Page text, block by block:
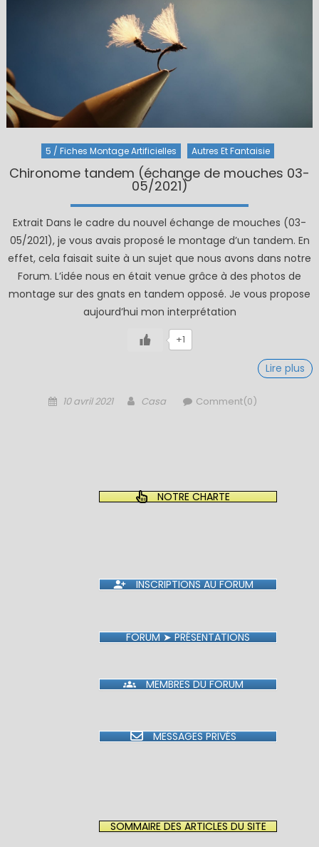
5 / Fiches Montage Artificielles Autres Et Fantaisie
Chironome tandem (échange de mouches 03-
05/2021)
Extrait Dans le cadre du nouvel échange de mouches (03-
05/2021), je vous avais proposé le montage d’un tandem. En
effet, cela faisait suite à un sujet que nous avons dans notre
Forum. L’idée nous en était venue grâce à des photos de
montage sur des gnats en tandem opposé. Je vous propose
aujourd’hui mon interprétation
+1
Lire plus
Posted
10 avril 2021 Author
Casa Comment(0)
NOTRE CHARTE
INSCRIPTIONS AU FORUM
FORUM ➤ PRÉSENTATIONS
MEMBRES DU FORUM
MESSAGES PRIVÉS
SOMMAIRE DES ARTICLES DU SITE